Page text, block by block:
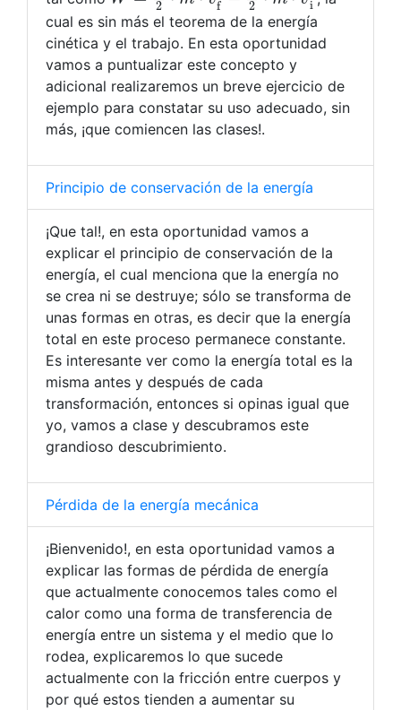
cual es sin más el teorema de la energía
cinética y el trabajo. En esta oportunidad
vamos a puntualizar este concepto y
adicional realizaremos un breve ejercicio de
ejemplo para constatar su uso adecuado, sin
más, ¡que comiencen las clases!.
Principio de conservación de la energía
¡Que tal!, en esta oportunidad vamos a
explicar el principio de conservación de la
energía, el cual menciona que la energía no
se crea ni se destruye; sólo se transforma de
unas formas en otras, es decir que la energía
total en este proceso permanece constante.
Es interesante ver como la energía total es la
misma antes y después de cada
transformación, entonces si opinas igual que
yo, vamos a clase y descubramos este
grandioso descubrimiento.
Pérdida de la energía mecánica
¡Bienvenido!, en esta oportunidad vamos a
explicar las formas de pérdida de energía
que actualmente conocemos tales como el
calor como una forma de transferencia de
energía entre un sistema y el medio que lo
rodea, explicaremos lo que sucede
actualmente con la fricción entre cuerpos y
por qué estos tienden a aumentar su